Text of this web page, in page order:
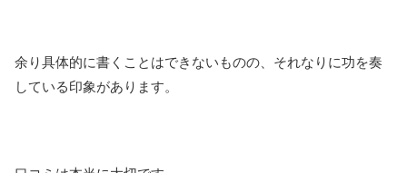
余り具体的に書くことはできないものの、それなりに功を奏
している印象があります。